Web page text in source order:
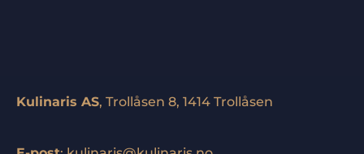
Kulinaris AS, Trollåsen 8, 1414 Trollåsen